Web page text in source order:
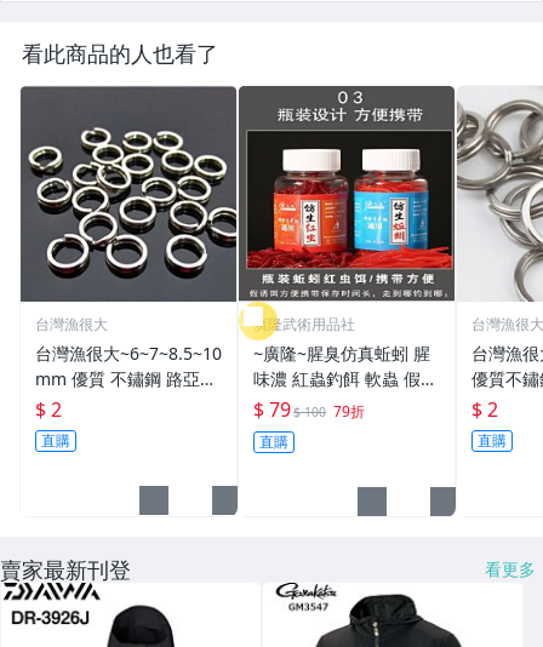
看此商品的人也看了
台灣漁很大
台灣漁很大~6~7~8.5~10
mm 優質 不鏽鋼 路亞環
S型開口 扁平 打扁 打平
$ 2
直購
廣隆武術用品社
~廣隆~腥臭仿真蚯蚓 腥
味濃 紅蟲釣餌 軟蟲 假蚯
蚓 海魚餌 紅蟲 路亞餌
假餌 誘餌 仿生餌 擬餌
路亞軟餌
$ 79$ 100 79折
直購
台灣漁很大
台灣漁
優質不
平 打扁 打平
雙環 路亞
路亞環
$ 2
直購
賣家最新刊登 看更多